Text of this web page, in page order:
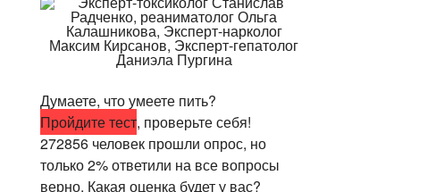
Думаете, что умеете пить?
Пройдите тест, проверьте себя!
272856 человек прошли опрос, но
только 2% ответили на все вопросы
верно. Какая оценка будет у вас?